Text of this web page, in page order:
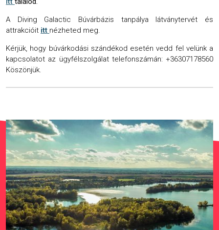
A Diving Galactic Búvárbázis tanpálya látványtervét és
attrakcióit itt nézheted meg.
Kérjük, hogy búvárkodási szándékod esetén vedd fel velünk a
kapcsolatot az ügyfélszolgálat telefonszámán: +36307178560
Köszönjük.